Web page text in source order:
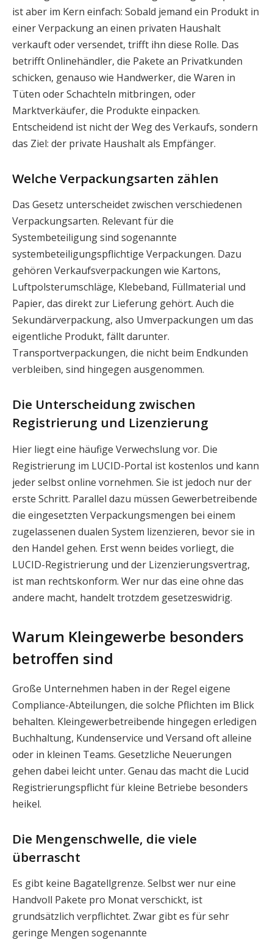
ist aber im Kern einfach: Sobald jemand ein Produkt in
einer Verpackung an einen privaten Haushalt
verkauft oder versendet, trifft ihn diese Rolle. Das
betrifft Onlinehändler, die Pakete an Privatkunden
schicken, genauso wie Handwerker, die Waren in
Tüten oder Schachteln mitbringen, oder
Marktverkäufer, die Produkte einpacken.
Entscheidend ist nicht der Weg des Verkaufs, sondern
das Ziel: der private Haushalt als Empfänger.
Welche Verpackungsarten zählen
Das Gesetz unterscheidet zwischen verschiedenen
Verpackungsarten. Relevant für die
Systembeteiligung sind sogenannte
systembeteiligungspflichtige Verpackungen. Dazu
gehören Verkaufsverpackungen wie Kartons,
Luftpolsterumschläge, Klebeband, Füllmaterial und
Papier, das direkt zur Lieferung gehört. Auch die
Sekundärverpackung, also Umverpackungen um das
eigentliche Produkt, fällt darunter.
Transportverpackungen, die nicht beim Endkunden
verbleiben, sind hingegen ausgenommen.
Die Unterscheidung zwischen
Registrierung und Lizenzierung
Hier liegt eine häufige Verwechslung vor. Die
Registrierung im LUCID-Portal ist kostenlos und kann
jeder selbst online vornehmen. Sie ist jedoch nur der
erste Schritt. Parallel dazu müssen Gewerbetreibende
die eingesetzten Verpackungsmengen bei einem
zugelassenen dualen System lizenzieren, bevor sie in
den Handel gehen. Erst wenn beides vorliegt, die
LUCID-Registrierung und der Lizenzierungsvertrag,
ist man rechtskonform. Wer nur das eine ohne das
andere macht, handelt trotzdem gesetzeswidrig.
Warum Kleingewerbe besonders
betroffen sind
Große Unternehmen haben in der Regel eigene
Compliance-Abteilungen, die solche Pflichten im Blick
behalten. Kleingewerbetreibende hingegen erledigen
Buchhaltung, Kundenservice und Versand oft alleine
oder in kleinen Teams. Gesetzliche Neuerungen
gehen dabei leicht unter. Genau das macht die Lucid
Registrierungspflicht für kleine Betriebe besonders
heikel.
Die Mengenschwelle, die viele
überrascht
Es gibt keine Bagatellgrenze. Selbst wer nur eine
Handvoll Pakete pro Monat verschickt, ist
grundsätzlich verpflichtet. Zwar gibt es für sehr
geringe Mengen sogenannte